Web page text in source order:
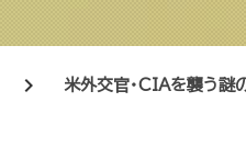
chevron_right
米外交官･CIAを襲う謎